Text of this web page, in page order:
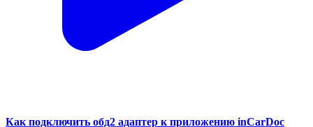
Как подключить обд2 адаптер к приложению inCarDoc